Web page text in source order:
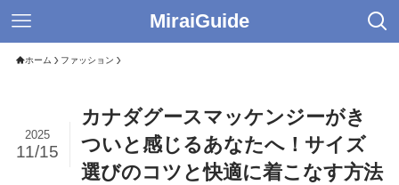
MiraiGuide
ホーム ファッション
カナダグースマッケンジーがき
ついと感じるあなたへ！サイズ
選びのコツと快適に着こなす方法
2025
11/15